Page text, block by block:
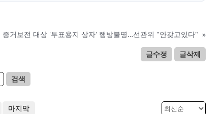
증거보전 대상 '투표용지 상자' 행방불명…선관위 "안갖고있다" »
글수정 글삭제
검색
마지막